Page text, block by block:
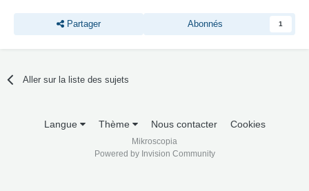
Partager Abonnés 1
Aller sur la liste des sujets
Langue Thème Nous contacter Cookies
Mikroscopia
Powered by Invision Community